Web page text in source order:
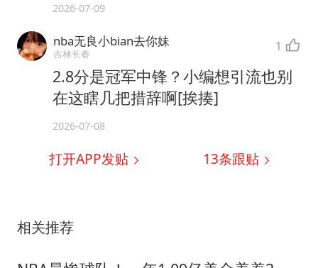
2026-07-09
nba无良小bian去你妹
吉林长春 1
2.8分是冠军中锋？小编想引流也别
在这瞎几把措辞啊[挨揍]
2026-07-08
打开APP发贴 13条跟贴
相关推荐